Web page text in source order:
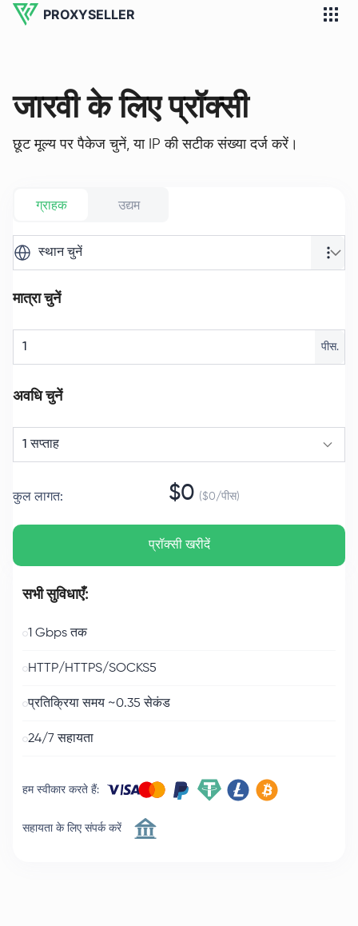
PROXYSELLER
जारवी के लिए प्रॉक्सी
छूट मूल्य पर पैकेज चुनें, या IP की सटीक संख्या दर्ज करें।
ग्राहक उद्यम
स्थान चुनें
मात्रा चुनें
पीस.
अवधि चुनें
1 सप्ताह
कुल लागत: $0 ($0/पीस)
प्रॉक्सी खरीदें
सभी सुविधाएँ:
1 Gbps तक
HTTP/HTTPS/SOCKS5
प्रतिक्रिया समय ~0.35 सेकंड
24/7 सहायता
हम स्वीकार करते हैं:
सहायता के लिए संपर्क करें